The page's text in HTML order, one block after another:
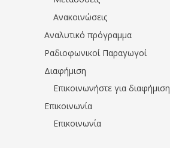
Ανακοινώσεις
Αναλυτικό πρόγραμμα
Ραδιοφωνικοί Παραγωγοί
Διαφήμιση
Επικοινωνήστε για διαφήμιση
Επικοινωνία
Επικοινωνία